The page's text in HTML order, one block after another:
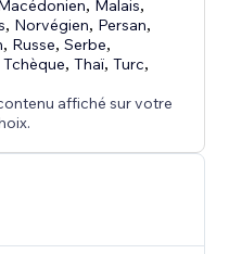
, Malais,
, Norvégien, Persan,
, Russe,Serbe,
Tchèque,Thaï,Turc,
affiché sur votre